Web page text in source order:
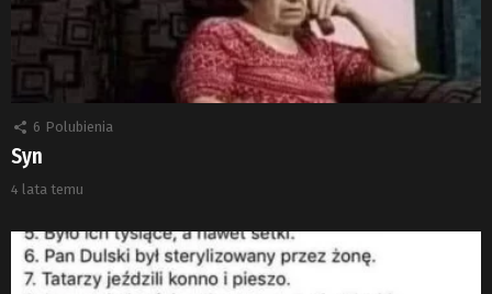
6 Polubienia
Syn
4 lata temu